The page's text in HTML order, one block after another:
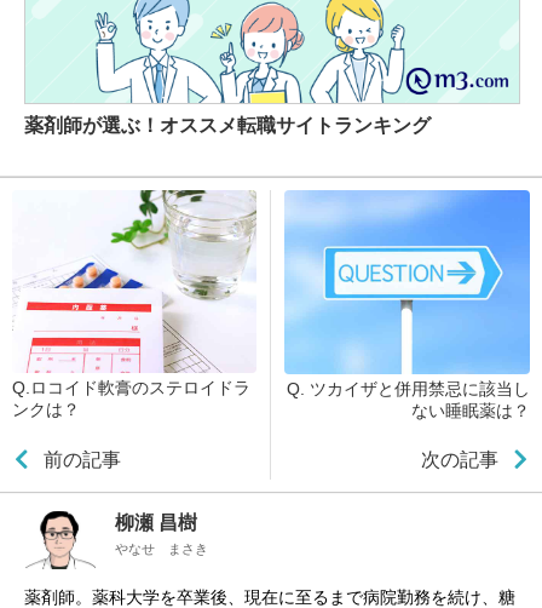
薬剤師が選ぶ！オススメ転職サイトランキング
Q.ロコイド軟膏のステロイドラ
ンクは？
前の記事
Q. ツカイザと併用禁忌に該当し
ない睡眠薬は？
次の記事
柳瀬 昌樹
やなせ まさき
薬剤師。薬科大学を卒業後、現在に至るまで病院勤務を続け、糖